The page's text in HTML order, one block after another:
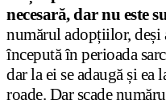
necesară, dar nu este
numărul adopțiilor, deși
începută în perioada
dar la ei se adaugă și
roade. Dar scade